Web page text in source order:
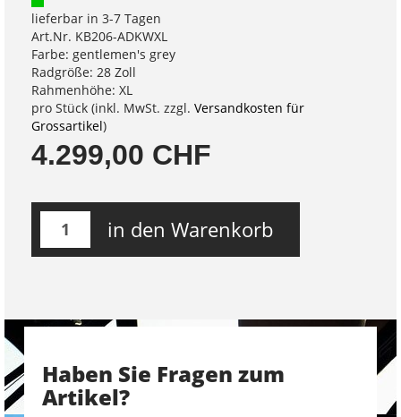
lieferbar in 3-7 Tagen
Art.Nr. KB206-ADKWXL
Farbe: gentlemen's grey
Radgröße: 28 Zoll
Rahmenhöhe: XL
pro Stück (inkl. MwSt. zzgl. Versandkosten für
Grossartikel)
4.299,00 CHF
in den Warenkorb
Haben Sie Fragen zum
Artikel?